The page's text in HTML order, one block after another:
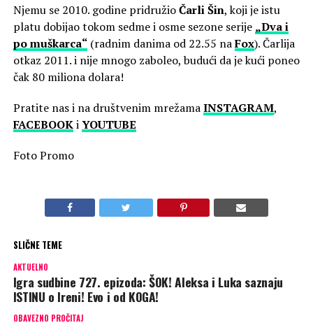
Njemu se 2010. godine pridružioČarli Šin, koji je istu
platu dobijao tokom sedme i osme sezone serije „Dva i
po muškarca“(radnim danima od 22.55 naFox). Čarlija
otkaz 2011. i nije mnogo zaboleo, budući da je kući poneo
čak 80 miliona dolara!
Pratite nas i na društvenim mrežamaINSTAGRAM,
FACEBOOKiYOUTUBE
Foto Promo
SLIČNE TEME
AKTUELNO
Igra sudbine 727. epizoda: ŠOK! Aleksa i Luka saznaju
ISTINU o Ireni! Evo i od KOGA!
OBAVEZNO PROČITAJ